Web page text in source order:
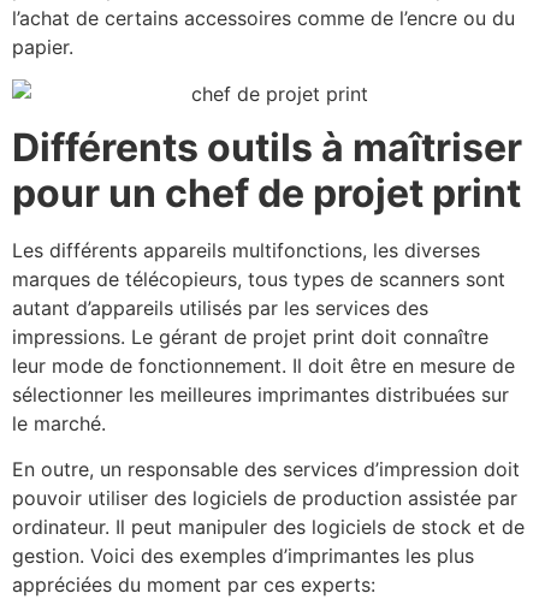
l’achat de certains accessoires comme de l’encre ou du
papier.
Différents outils à maîtriser
pour un chef de projet print
Les différents appareils multifonctions, les diverses
marques de télécopieurs, tous types de scanners sont
autant d’appareils utilisés par les services des
impressions. Le gérant de projet print doit connaître
leur mode de fonctionnement. Il doit être en mesure de
sélectionner les meilleures imprimantes distribuées sur
le marché.
En outre, un responsable des services d’impression doit
pouvoir utiliser des logiciels de production assistée par
ordinateur. Il peut manipuler des logiciels de stock et de
gestion. Voici des exemples d’imprimantes les plus
appréciées du moment par ces experts: